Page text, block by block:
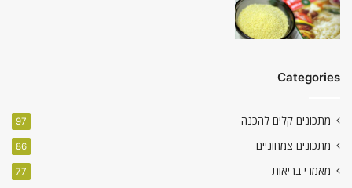
Categories
מתכונים קלים להכנה 97
מתכונים צמחוניים 86
מאמרי בריאות 77